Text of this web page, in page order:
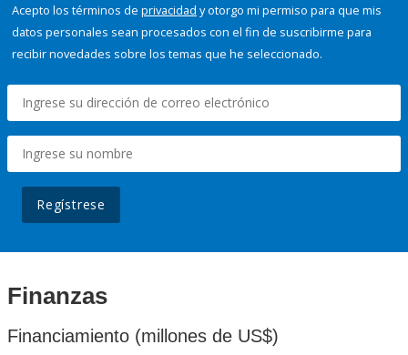
Acepto los términos de privacidad y otorgo mi permiso para que mis
datos personales sean procesados con el fin de suscribirme para
recibir novedades sobre los temas que he seleccionado.
Regístrese
Finanzas
Financiamiento (millones de US$)